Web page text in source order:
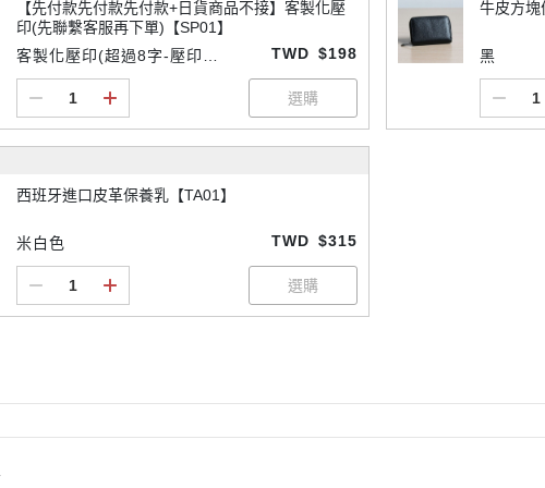
【先付款先付款先付款+日貨商品不接】客製化壓
印(先聯繫客服再下單)【SP01】
客製化壓印(超過8字-壓印請
TWD $198
牛皮方塊
黑
西班牙進口皮革保養乳【TA01】
米白色 TWD $315